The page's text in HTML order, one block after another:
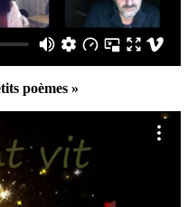
poèmes »